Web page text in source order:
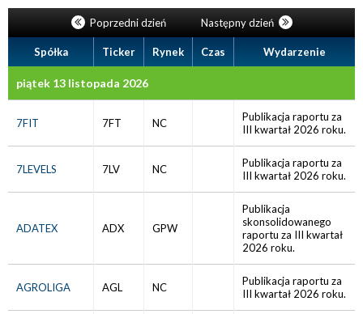
Poprzedni dzień Następny dzień
Spółka Ticker Rynek Czas Wydarzenie
piątek 13 listopada 2026
7FIT 7FT NC
Publikacja raportu za
III kwartał 2026 roku.
7LEVELS 7LV NC
Publikacja raportu za
III kwartał 2026 roku.
ADATEX ADX GPW
Publikacja
skonsolidowanego
raportu za III kwartał
2026 roku.
AGROLIGA AGL NC
Publikacja raportu za
III kwartał 2026 roku.